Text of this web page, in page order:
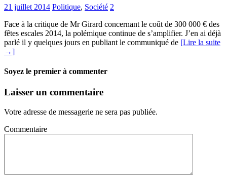
21 juillet 2014 Politique, Société 2
Face à la critique de Mr Girard concernant le coût de 300 000 € des
fêtes escales 2014, la polémique continue de s’amplifier. J’en ai déjà
parlé il y quelques jours en publiant le communiqué de [Lire la suite
→]
Soyez le premier à commenter
Laisser un commentaire
Votre adresse de messagerie ne sera pas publiée.
Commentaire